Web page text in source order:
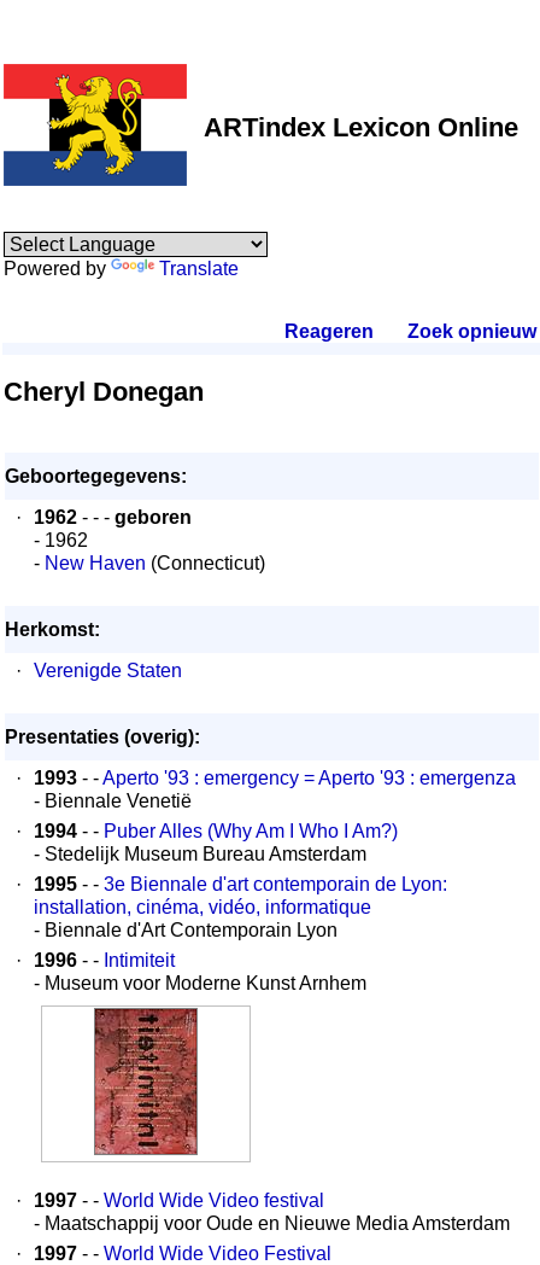
ARTindex Lexicon Online
Powered by Translate
Reageren Zoek opnieuw.
Cheryl Donegan
Geboortegegevens:
·
1962 - - - geboren
- 1962
- New Haven (Connecticut)
Herkomst:
·
Verenigde Staten
Presentaties (overig):
·
1993 - -Aperto '93 : emergency = Aperto '93 : emergenza
- Biennale Venetië
·
1994 - - Puber Alles (Why Am I Who I Am?)
- Stedelijk Museum Bureau Amsterdam
·
1995 - - 3e Biennale d'art contemporain de Lyon:
installation, cinéma, vidéo, informatique
- Biennale d'Art Contemporain Lyon
·
1996 - - Intimiteit
- Museum voor Moderne Kunst Arnhem
· 1997 - - World Wide Video festival
- Maatschappij voor Oude en Nieuwe Media Amsterdam
·
1997 - - World Wide Video Festival